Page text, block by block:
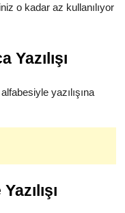
o kadar az kullanılıyor
yazılışına